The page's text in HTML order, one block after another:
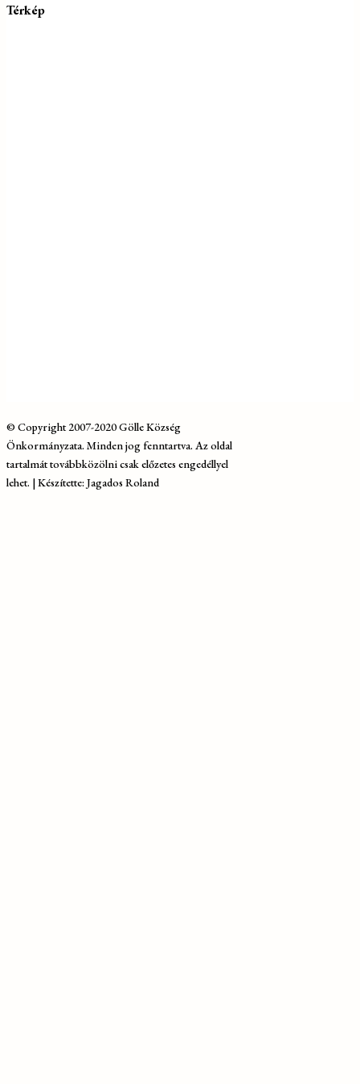
Térkép
© Copyright 2007-2020 Gölle Község
Önkormányzata. Minden jog fenntartva. Az oldal
tartalmát továbbközölni csak előzetes engedéllyel
lehet. | Készítette: Jagados Roland